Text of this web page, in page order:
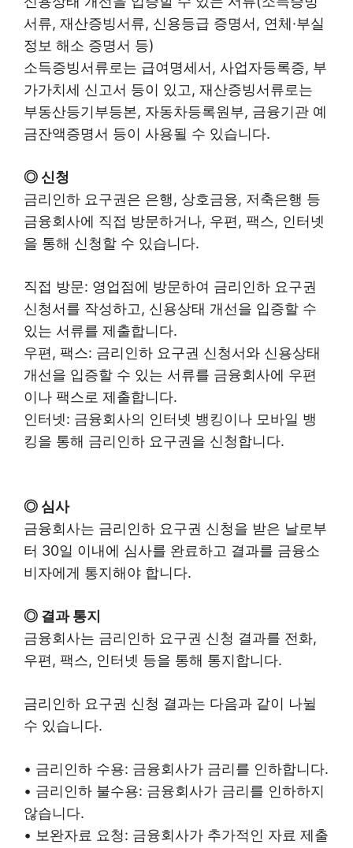
서류, 재산증빙서류, 신용등급 증명서, 연체·부실
정보 해소 증명서 등)
소득증빙서류로는 급여명세서, 사업자등록증, 부
가가치세 신고서 등이 있고, 재산증빙서류로는
부동산등기부등본, 자동차등록원부, 금융기관 예
금잔액증명서 등이 사용될 수 있습니다.
◎ 신청
금리인하 요구권은 은행, 상호금융, 저축은행 등
금융회사에 직접 방문하거나, 우편, 팩스, 인터넷
을 통해 신청할 수 있습니다.
직접 방문: 영업점에 방문하여 금리인하 요구권
신청서를 작성하고, 신용상태 개선을 입증할 수
있는 서류를 제출합니다.
우편, 팩스: 금리인하 요구권 신청서와 신용상태
개선을 입증할 수 있는 서류를 금융회사에 우편
이나 팩스로 제출합니다.
인터넷: 금융회사의 인터넷 뱅킹이나 모바일 뱅
킹을 통해 금리인하 요구권을 신청합니다.
◎ 심사
금융회사는 금리인하 요구권 신청을 받은 날로부
터 30일 이내에 심사를 완료하고 결과를 금융소
비자에게 통지해야 합니다.
◎ 결과 통지
금융회사는 금리인하 요구권 신청 결과를 전화,
우편, 팩스, 인터넷 등을 통해 통지합니다.
금리인하 요구권 신청 결과는 다음과 같이 나뉠
수 있습니다.
• 금리인하 수용: 금융회사가 금리를 인하합니다.
• 금리인하 불수용: 금융회사가 금리를 인하하지
않습니다.
• 보완자료 요청: 금융회사가 추가적인 자료 제출